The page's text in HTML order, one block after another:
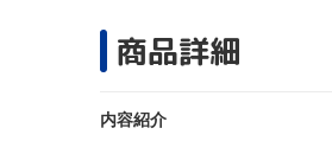
商品詳細
内容紹介